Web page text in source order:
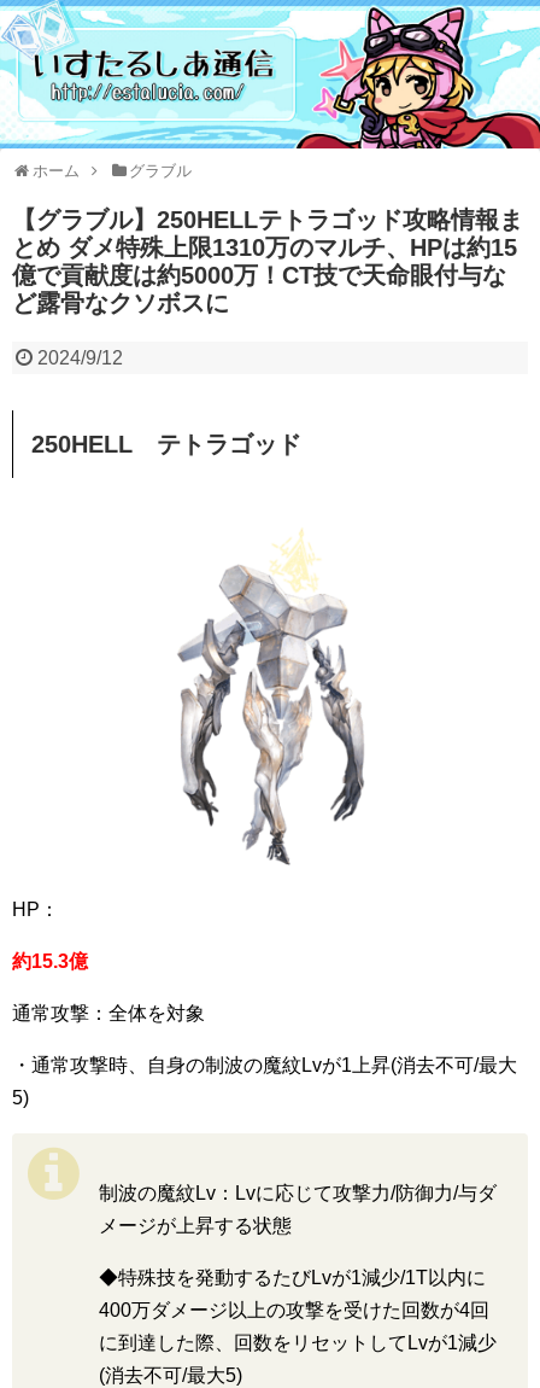
ホーム グラブル
【グラブル】250HELLテトラゴッド攻略情報ま
とめ ダメ特殊上限1310万のマルチ、HPは約15
億で貢献度は約5000万！CT技で天命眼付与な
ど露骨なクソボスに
2024/9/12
250HELL テトラゴッド
HP：
約15.3億
通常攻撃：全体を対象
・通常攻撃時、自身の制波の魔紋Lvが1上昇(消去不可/最大
5)
制波の魔紋Lv：Lvに応じて攻撃力/防御力/与ダ
メージが上昇する状態
◆特殊技を発動するたびLvが1減少/1T以内に
400万ダメージ以上の攻撃を受けた回数が4回
に到達した際、回数をリセットしてLvが1減少
(消去不可/最大5)